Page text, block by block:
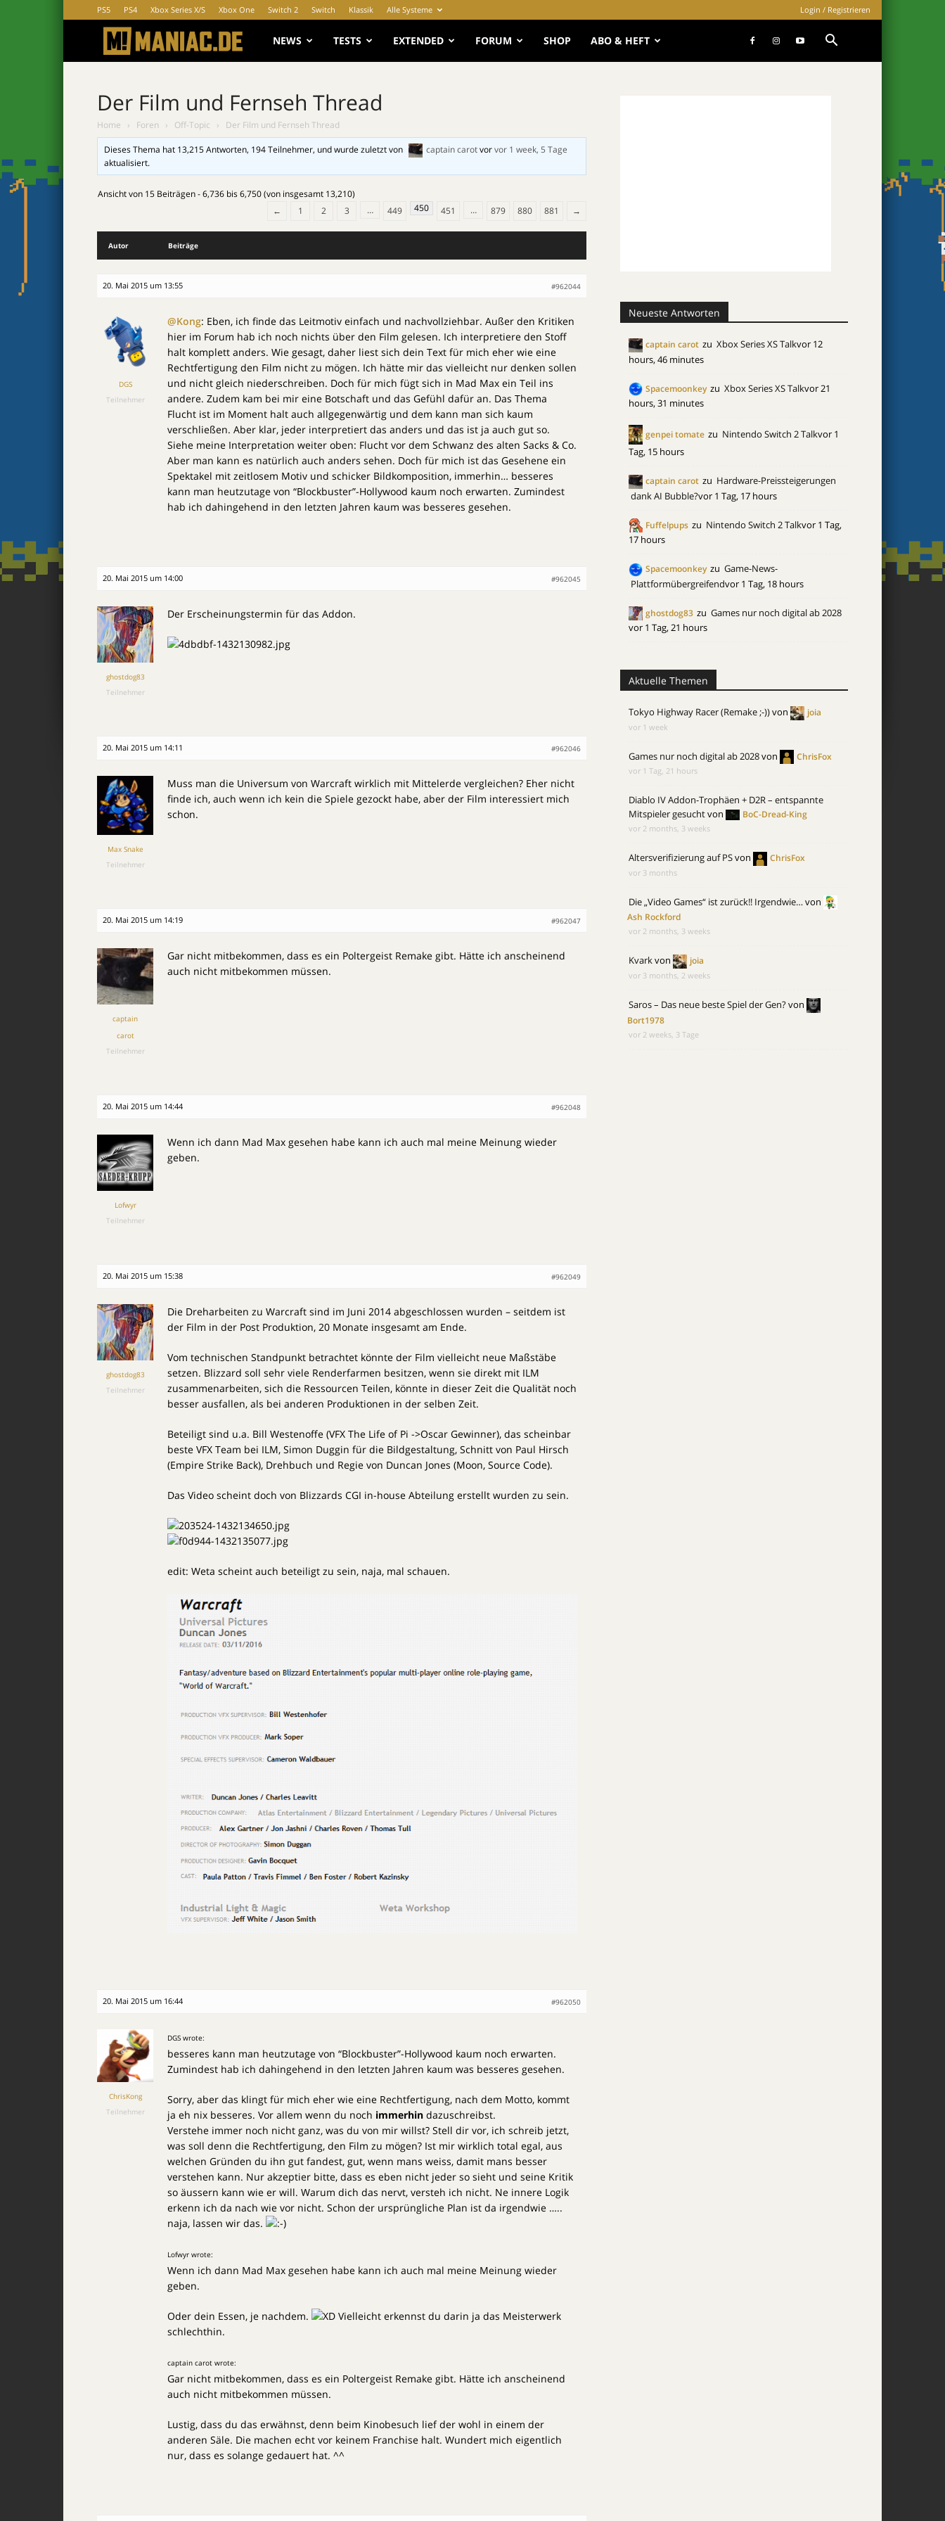
PS5 PS4 Xbox Series X/S Xbox One Switch 2 Switch Klassik Alle Systeme Login / Registrieren
MANIAC.de
NEWS TESTS EXTENDED FORUM SHOP ABO & HEFT
Der Film und Fernseh Thread
Home › Foren › Off-Topic › Der Film und Fernseh Thread
Dieses Thema hat 13,215 Antworten, 194 Teilnehmer, und wurde zuletzt von captain carotvorvor 1 week, 5 Tage
aktualisiert.
Ansicht von 15 Beiträgen - 6,736 bis 6,750 (von insgesamt 13,210)
←
1 2 3 … 449 450 451 … 879 880 881 →
Autor Beiträge
20. Mai 2015 um 13:55 #962044
DGS
Teilnehmer
@Kong: Eben, ich finde das Leitmotiv einfach und nachvollziehbar. Außer den Kritiken
hier im Forum hab ich noch nichts über den Film gelesen. Ich interpretiere den Stoff
halt komplett anders. Wie gesagt, daher liest sich dein Text für mich eher wie eine
Rechtfertigung den Film nicht zu mögen. Ich hätte mir das vielleicht nur denken sollen
und nicht gleich niederschreiben. Doch für mich fügt sich in Mad Max ein Teil ins
andere. Zudem kam bei mir eine Botschaft und das Gefühl dafür an. Das Thema
Flucht ist im Moment halt auch allgegenwärtig und dem kann man sich kaum
verschließen. Aber klar, jeder interpretiert das anders und das ist ja auch gut so.
Siehe meine Interpretation weiter oben: Flucht vor dem Schwanz des alten Sacks & Co.
Aber man kann es natürlich auch anders sehen. Doch für mich ist das Gesehene ein
Spektakel mit zeitlosem Motiv und schicker Bildkomposition, immerhin… besseres
kann man heutzutage von “Blockbuster”-Hollywood kaum noch erwarten. Zumindest
hab ich dahingehend in den letzten Jahren kaum was besseres gesehen.
20. Mai 2015 um 14:00 #962045
ghostdog83
Teilnehmer
Der Erscheinungstermin für das Addon.
20. Mai 2015 um 14:11 #962046
Max Snake
Teilnehmer
Muss man die Universum von Warcraft wirklich mit Mittelerde vergleichen? Eher nicht
finde ich, auch wenn ich kein die Spiele gezockt habe, aber der Film interessiert mich
schon.
20. Mai 2015 um 14:19 #962047
captain
carot
Teilnehmer
Gar nicht mitbekommen, dass es ein Poltergeist Remake gibt. Hätte ich anscheinend
auch nicht mitbekommen müssen.
20. Mai 2015 um 14:44 #962048
Lofwyr
Teilnehmer
Wenn ich dann Mad Max gesehen habe kann ich auch mal meine Meinung wieder
geben.
20. Mai 2015 um 15:38 #962049
ghostdog83
Teilnehmer
Die Dreharbeiten zu Warcraft sind im Juni 2014 abgeschlossen wurden – seitdem ist
der Film in der Post Produktion, 20 Monate insgesamt am Ende.
Vom technischen Standpunkt betrachtet könnte der Film vielleicht neue Maßstäbe
setzen. Blizzard soll sehr viele Renderfarmen besitzen, wenn sie direkt mit ILM
zusammenarbeiten, sich die Ressourcen Teilen, könnte in dieser Zeit die Qualität noch
besser ausfallen, als bei anderen Produktionen in der selben Zeit.
Beteiligt sind u.a. Bill Westenoffe (VFX The Life of Pi ->Oscar Gewinner), das scheinbar
beste VFX Team bei ILM, Simon Duggin für die Bildgestaltung, Schnitt von Paul Hirsch
(Empire Strike Back), Drehbuch und Regie von Duncan Jones (Moon, Source Code).
Das Video scheint doch von Blizzards CGI in-house Abteilung erstellt wurden zu sein.
edit: Weta scheint auch beteiligt zu sein, naja, mal schauen.
20. Mai 2015 um 16:44 #962050
ChrisKong
Teilnehmer
DGS wrote:
besseres kann man heutzutage von “Blockbuster”-Hollywood kaum noch erwarten.
Zumindest hab ich dahingehend in den letzten Jahren kaum was besseres gesehen.
Sorry, aber das klingt für mich eher wie eine Rechtfertigung, nach dem Motto, kommt
ja eh nix besseres. Vor allem wenn du noch immerhin dazuschreibst.
Verstehe immer noch nicht ganz, was du von mir willst? Stell dir vor, ich schreib jetzt,
was soll denn die Rechtfertigung, den Film zu mögen? Ist mir wirklich total egal, aus
welchen Gründen du ihn gut fandest, gut, wenn mans weiss, damit mans besser
verstehen kann. Nur akzeptier bitte, dass es eben nicht jeder so sieht und seine Kritik
so äussern kann wie er will. Warum dich das nervt, versteh ich nicht. Ne innere Logik
erkenn ich da nach wie vor nicht. Schon der ursprüngliche Plan ist da irgendwie …..
naja, lassen wir das.
Lofwyr wrote:
Wenn ich dann Mad Max gesehen habe kann ich auch mal meine Meinung wieder
geben.
Oder dein Essen, je nachdem.
Vielleicht erkennst du darin ja das Meisterwerk
schlechthin.
captain carot wrote:
Gar nicht mitbekommen, dass es ein Poltergeist Remake gibt. Hätte ich anscheinend
auch nicht mitbekommen müssen.
Lustig, dass du das erwähnst, denn beim Kinobesuch lief der wohl in einem der
anderen Säle. Die machen echt vor keinem Franchise halt. Wundert mich eigentlich
nur, dass es solange gedauert hat. ^^
Neueste Antworten
captain carot zu Xbox Series XS Talkvor 12
hours, 46 minutes
Spacemoonkey zu Xbox Series XS Talkvor 21
hours, 31 minutes
genpei tomate zu Nintendo Switch 2 Talkvor 1
Tag, 15 hours
captain carot zu Hardware-Preissteigerungen
dank AI Bubble?vor 1 Tag, 17 hours
Fuffelpups zu Nintendo Switch 2 Talkvor 1 Tag,
17 hours
Spacemoonkey zu Game-News-
Plattformübergreifendvor 1 Tag, 18 hours
ghostdog83 zu Games nur noch digital ab 2028
vor 1 Tag, 21 hours
Aktuelle Themen
Tokyo Highway Racer (Remake ;-))von joia
vor 1 week
Games nur noch digital ab 2028von ChrisFox
vor 1 Tag, 21 hours
Diablo IV Addon-Trophäen + D2R – entspannte
Mitspieler gesuchtvon BoC-Dread-King
vor 2 months, 3 weeks
Altersverifizierung auf PSvon ChrisFox
vor 3 months
Die „Video Games“ ist zurück!! Irgendwie…von
Ash Rockford
vor 2 months, 3 weeks
Kvarkvon joia
vor 3 months, 2 weeks
Saros – Das neue beste Spiel der Gen?von
Bort1978
vor 2 weeks, 3 Tage